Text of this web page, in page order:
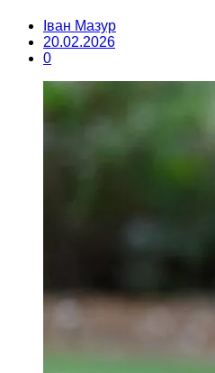
Іван Мазур
20.02.2026
0